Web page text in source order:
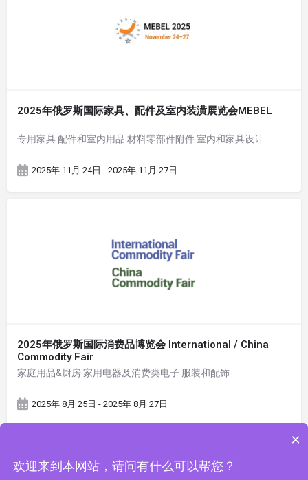
2025年俄罗斯国际家具、配件及室内装潢展览会MEBEL
专用家具 配件和室内用品 材料零部件附件 室内和家具设计
2025年 11月 24日 - 2025年 11月 27日
2025年俄罗斯国际消费品博览会 International / China
Commodity Fair
家庭用品&厨房 家用电器及消费类电子 服装和配饰
2025年 8月 25日 - 2025年 8月 27日
×
欢迎来到本网站，请问有什么可以帮您？